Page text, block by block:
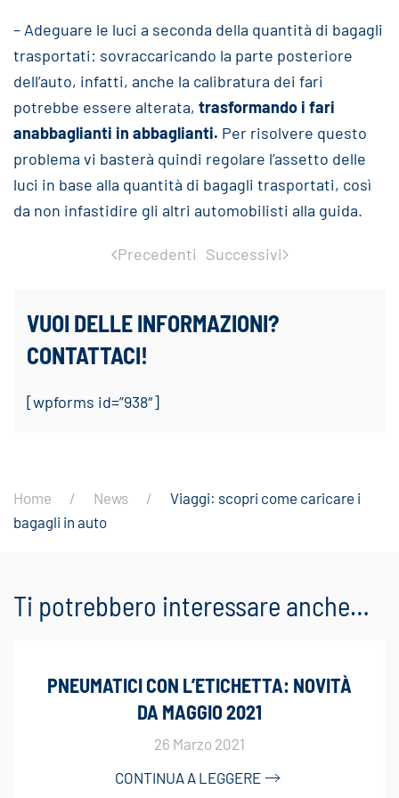
– Adeguare le luci a seconda della quantità di bagagli
trasportati: sovraccaricando la parte posteriore
dell’auto, infatti, anche la calibratura dei fari
potrebbe essere alterata, trasformando i fari
anabbaglianti in abbaglianti. Per risolvere questo
problema vi basterà quindi regolare l’assetto delle
luci in base alla quantità di bagagli trasportati, così
da non infastidire gli altri automobilisti alla guida.
Precedenti Successivi
VUOI DELLE INFORMAZIONI?
CONTATTACI!
[wpforms id=”938″]
Home News
Viaggi: scopri come caricare i
bagagli in auto
Ti potrebbero interessare anche…
PNEUMATICI CON L’ETICHETTA: NOVITÀ
DA MAGGIO 2021
26 Marzo 2021
CONTINUA A LEGGERE